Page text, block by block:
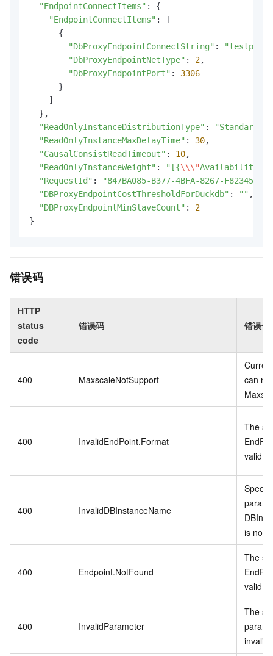
"EndpointConnectItems" : {
"EndpointConnectItems" : [
      {
"DbProxyEndpointConnectString" :
"DbProxyEndpointNetType" : 2,
"DbProxyEndpointPort" : 3306
      }
    ]
  },
"ReadOnlyInstanceDistributionType" : "Standard"
"ReadOnlyInstanceMaxDelayTime" : 30,
"CausalConsistReadTimeout" : 10,
"ReadOnlyInstanceWeight" : "[{\\\"Availability
"RequestId" :
"847BA085-B377-4BFA-8267-
"DBProxyEndpointCostThresholdForDuckdb" : "" ,
"DBProxyEndpointMinSlaveCount" : 2
}
错误码
HTTP
status
code
错误码 错误信
400 MaxscaleNotSupport
can
400 InvalidEndPoint.Format
The
valid.
400 InvalidDBInstanceName
is not
400 Endpoint.NotFound
The
valid.
400 InvalidParameter
The
invalid.